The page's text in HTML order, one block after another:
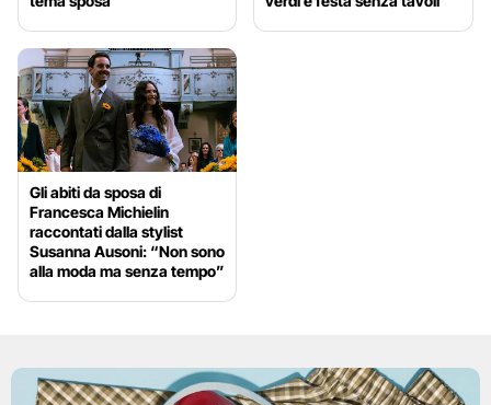
Gli abiti da sposa di
Francesca Michielin
raccontati dalla stylist
Susanna Ausoni: “Non sono
alla moda ma senza tempo”